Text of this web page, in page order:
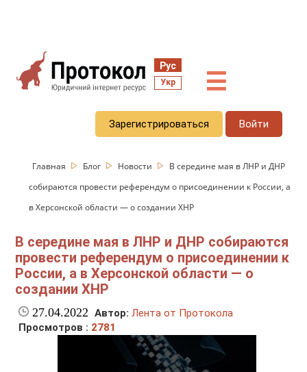
Рус
Укр ☰
Зарегистрироваться Войти
Главная Блог Новости
В середине мая в ЛНР и ДНР
собираются провести референдум о присоединении к России, а
в Херсонской области — о создании ХНР
В середине мая в ЛНР и ДНР собираются
провести референдум о присоединении к
России, а в Херсонской области — о
создании ХНР
27.04.2022 Автор: Лента от Протокола
Просмотров : 2781